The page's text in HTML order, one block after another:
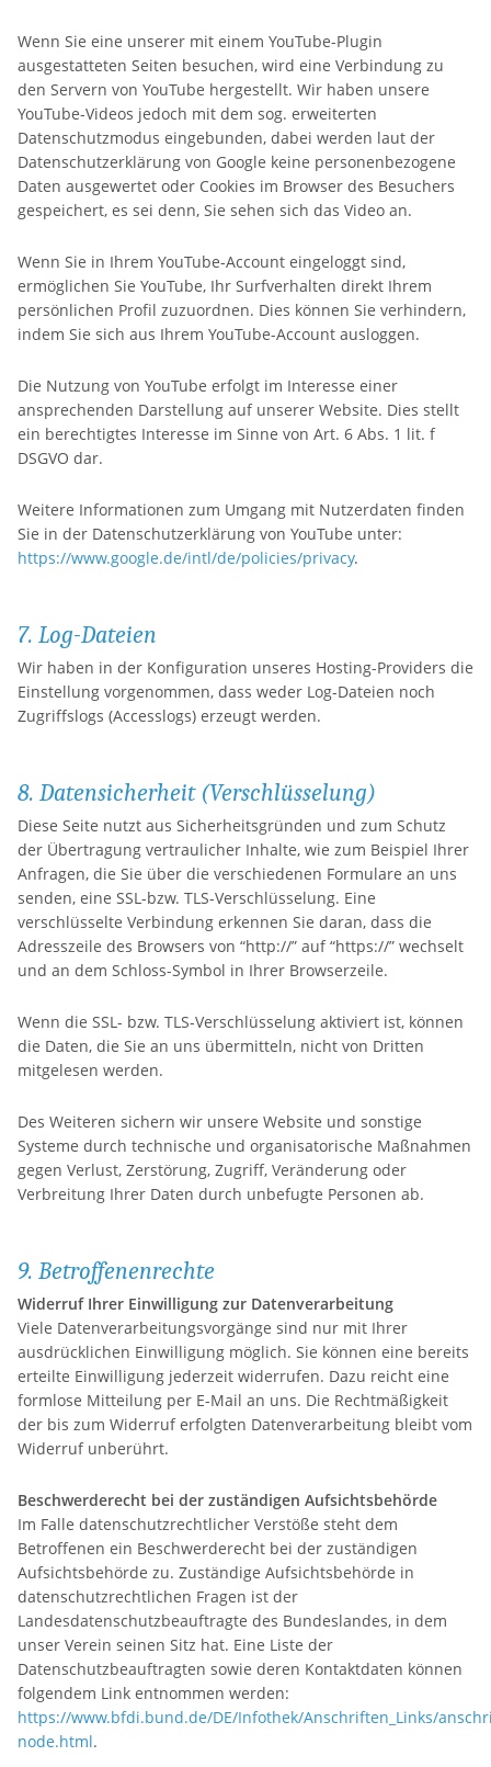
Wenn Sie eine unserer mit einem YouTube-Plugin
ausgestatteten Seiten besuchen, wird eine Verbindung zu
den Servern von YouTube hergestellt. Wir haben unsere
YouTube-Videos jedoch mit dem sog. erweiterten
Datenschutzmodus eingebunden, dabei werden laut der
Datenschutzerklärung von Google keine personenbezogene
Daten ausgewertet oder Cookies im Browser des Besuchers
gespeichert, es sei denn, Sie sehen sich das Video an.
Wenn Sie in Ihrem YouTube-Account eingeloggt sind,
ermöglichen Sie YouTube, Ihr Surfverhalten direkt Ihrem
persönlichen Profil zuzuordnen. Dies können Sie verhindern,
indem Sie sich aus Ihrem YouTube-Account ausloggen.
Die Nutzung von YouTube erfolgt im Interesse einer
ansprechenden Darstellung auf unserer Website. Dies stellt
ein berechtigtes Interesse im Sinne von Art. 6 Abs. 1 lit. f
DSGVO dar.
Weitere Informationen zum Umgang mit Nutzerdaten finden
Sie in der Datenschutzerklärung von YouTube unter:
https://www.google.de/intl/de/policies/privacy.
7. Log-Dateien
Wir haben in der Konfiguration unseres Hosting-Providers die
Einstellung vorgenommen, dass weder Log-Dateien noch
Zugriffslogs (Accesslogs) erzeugt werden.
8. Datensicherheit (Verschlüsselung)
Diese Seite nutzt aus Sicherheitsgründen und zum Schutz
der Übertragung vertraulicher Inhalte, wie zum Beispiel Ihrer
Anfragen, die Sie über die verschiedenen Formulare an uns
senden, eine SSL-bzw. TLS-Verschlüsselung. Eine
verschlüsselte Verbindung erkennen Sie daran, dass die
Adresszeile des Browsers von “http://” auf “https://” wechselt
und an dem Schloss-Symbol in Ihrer Browserzeile.
Wenn die SSL- bzw. TLS-Verschlüsselung aktiviert ist, können
die Daten, die Sie an uns übermitteln, nicht von Dritten
mitgelesen werden.
Des Weiteren sichern wir unsere Website und sonstige
Systeme durch technische und organisatorische Maßnahmen
gegen Verlust, Zerstörung, Zugriff, Veränderung oder
Verbreitung Ihrer Daten durch unbefugte Personen ab.
9. Betroffenenrechte
Widerruf Ihrer Einwilligung zur Datenverarbeitung
Viele Datenverarbeitungsvorgänge sind nur mit Ihrer
ausdrücklichen Einwilligung möglich. Sie können eine bereits
erteilte Einwilligung jederzeit widerrufen. Dazu reicht eine
formlose Mitteilung per E-Mail an uns. Die Rechtmäßigkeit
der bis zum Widerruf erfolgten Datenverarbeitung bleibt vom
Widerruf unberührt.
Beschwerderecht bei der zuständigen Aufsichtsbehörde
Im Falle datenschutzrechtlicher Verstöße steht dem
Betroffenen ein Beschwerderecht bei der zuständigen
Aufsichtsbehörde zu. Zuständige Aufsichtsbehörde in
datenschutzrechtlichen Fragen ist der
Landesdatenschutzbeauftragte des Bundeslandes, in dem
unser Verein seinen Sitz hat. Eine Liste der
Datenschutzbeauftragten sowie deren Kontaktdaten können
folgendem Link entnommen werden:
https://www.bfdi.bund.de/DE/Infothek/Anschriften_Links/
node.html.